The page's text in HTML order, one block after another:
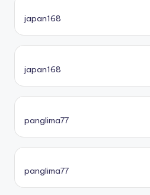
japan168
japan168
panglima77
panglima77